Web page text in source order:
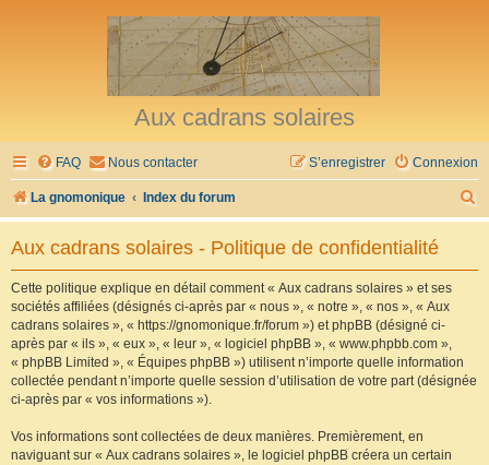
Aux cadrans solaires
FAQ Nous contacter Connexion
S’enregistrer
La gnomonique Index du forum
e
Aux cadrans solaires - Politique de confidentialité
Cette politique explique en détail comment « Aux cadrans solaires » et ses
sociétés affiliées (désignés ci-après par « nous », « notre », « nos », « Aux
cadrans solaires », « https://gnomonique.fr/forum ») et phpBB (désigné ci-
après par « ils », « eux », « leur », « logiciel phpBB », « www.phpbb.com »,
« phpBB Limited », « Équipes phpBB ») utilisent n’importe quelle information
collectée pendant n’importe quelle session d’utilisation de votre part (désignée
ci-après par « vos informations »).
Vos informations sont collectées de deux manières. Premièrement, en
naviguant sur « Aux cadrans solaires », le logiciel phpBB créera un certain